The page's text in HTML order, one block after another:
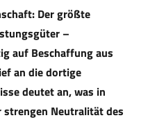
Der größte
–
auf Beschaffung aus
an die dortige
deutet an, was in
strengen Neutralität des